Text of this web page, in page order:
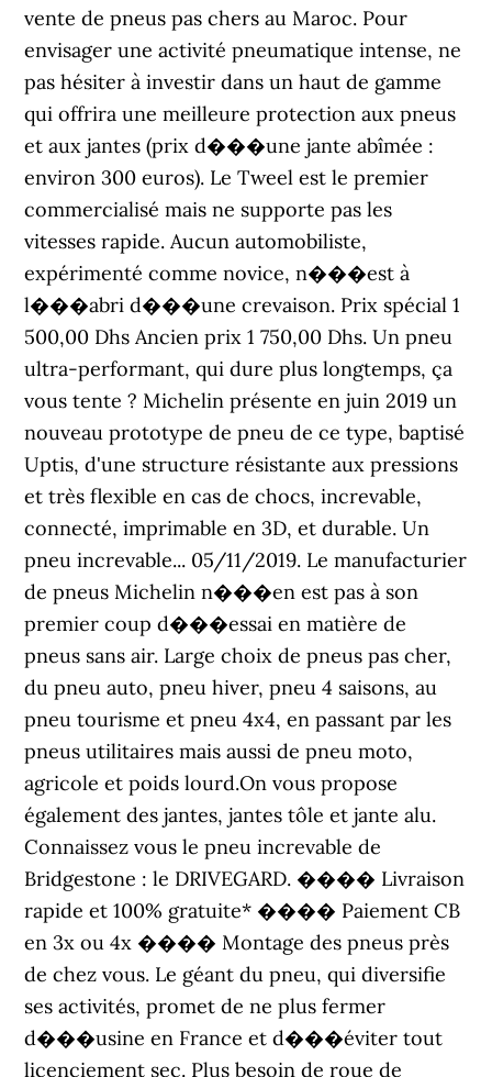
vente de pneus pas chers au Maroc. Pour
envisager une activité pneumatique intense, ne
pas hésiter à investir dans un haut de gamme
qui offrira une meilleure protection aux pneus
et aux jantes (prix d���une jante abîmée :
environ 300 euros). Le Tweel est le premier
commercialisé mais ne supporte pas les
vitesses rapide. Aucun automobiliste,
expérimenté comme novice, n���est à
l���abri d���une crevaison. Prix spécial 1
500,00 Dhs Ancien prix 1 750,00 Dhs. Un pneu
ultra-performant, qui dure plus longtemps, ça
vous tente ? Michelin présente en juin 2019 un
nouveau prototype de pneu de ce type, baptisé
Uptis, d'une structure résistante aux pressions
et très flexible en cas de chocs, increvable,
connecté, imprimable en 3D, et durable. Un
pneu increvable... 05/11/2019. Le manufacturier
de pneus Michelin n���en est pas à son
premier coup d���essai en matière de
pneus sans air. Large choix de pneus pas cher,
du pneu auto, pneu hiver, pneu 4 saisons, au
pneu tourisme et pneu 4x4, en passant par les
pneus utilitaires mais aussi de pneu moto,
agricole et poids lourd.On vous propose
également des jantes, jantes tôle et jante alu.
Connaissez vous le pneu increvable de
Bridgestone : le DRIVEGARD. ���� Livraison
rapide et 100% gratuite* ���� Paiement CB
en 3x ou 4x ���� Montage des pneus près
de chez vous. Le géant du pneu, qui diversifie
ses activités, promet de ne plus fermer
d���usine en France et d���éviter tout
licenciement sec. Plus besoin de roue de